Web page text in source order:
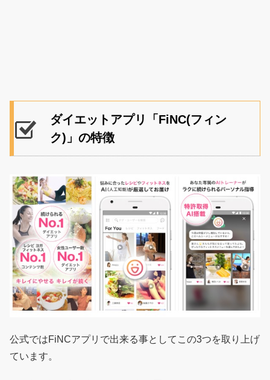
ダイエットアプリ「FiNC(フィン
ク)」の特徴
公式ではFiNCアプリで出来る事としてこの3つを取り上げ
ています。